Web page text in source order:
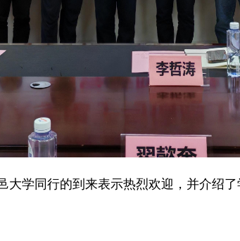
学同行的到来表示热烈欢迎，并介绍